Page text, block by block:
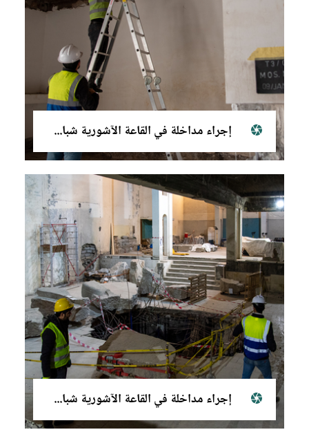
إجراء مداخلة في القاعة الآشورية شباط (فبراير) ٢٠٢٢
إجراء مداخلة في القاعة الآشورية شباط (فبراير) ٢٠٢٢